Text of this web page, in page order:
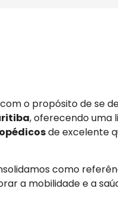
o propósito de se
, oferecendo uma
de excelente
como
a mobilidade e a